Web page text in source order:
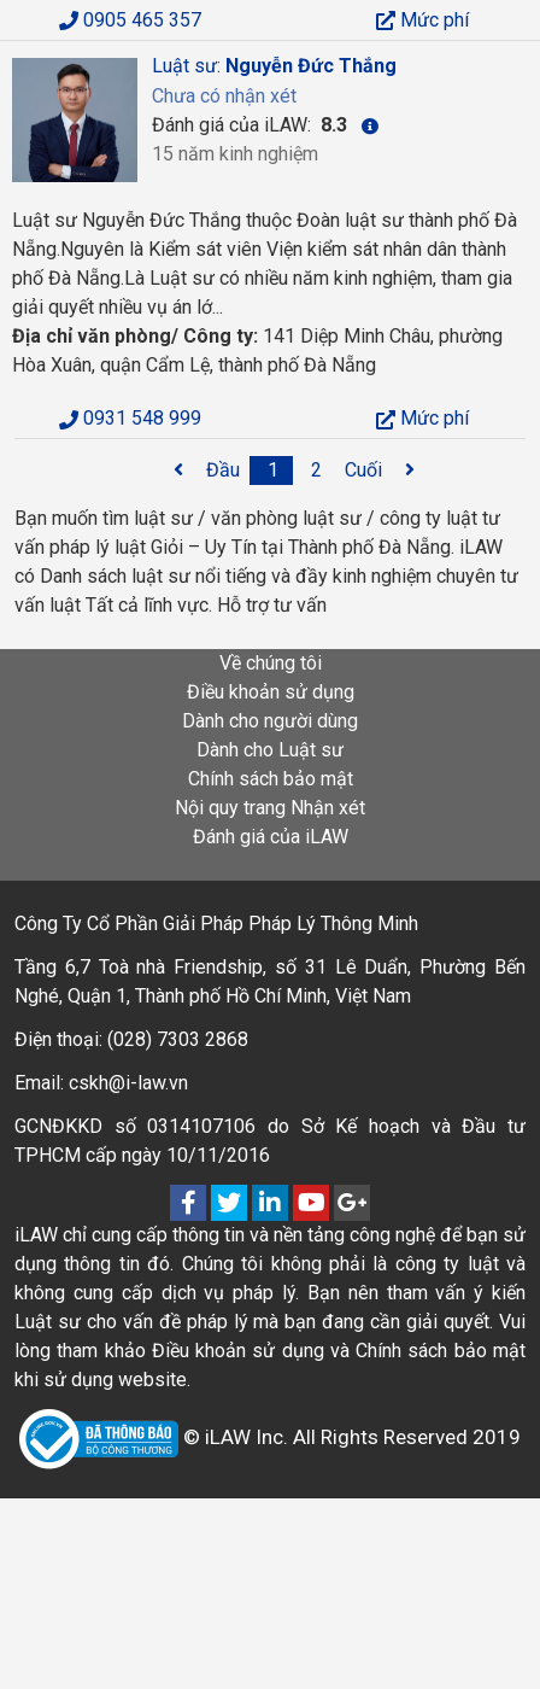
0905 465 357
Mức phí
Luật sư: Nguyễn Đức Thắng
Chưa có nhận xét
Đánh giá của iLAW: 8.3
15 năm kinh nghiệm
Luật sư Nguyễn Đức Thắng thuộc Đoàn luật sư thành phố Đà
Nẵng.Nguyên là Kiểm sát viên Viện kiểm sát nhân dân thành
phố Đà Nẵng.Là Luật sư có nhiều năm kinh nghiệm, tham gia
giải quyết nhiều vụ án lớ...
Địa chỉ văn phòng/ Công ty: 141 Diệp Minh Châu, phường
Hòa Xuân, quận Cẩm Lệ, thành phố Đà Nẵng
0931 548 999 Mức phí
Đầu 1 2 Cuối
Bạn muốn tìm luật sư / văn phòng luật sư / công ty luật tư
vấn pháp lý luật Giỏi – Uy Tín tại Thành phố Đà Nẵng. iLAW
có Danh sách luật sư nổi tiếng và đầy kinh nghiệm chuyên tư
vấn luật Tất cả lĩnh vực. Hỗ trợ tư vấn
Về chúng tôi
Điều khoản sử dụng
Dành cho người dùng
Dành cho Luật sư
Chính sách bảo mật
Nội quy trang Nhận xét
Đánh giá của iLAW
Công Ty Cổ Phần Giải Pháp Pháp Lý Thông Minh
Tầng 6,7 Toà nhà Friendship, số 31 Lê Duẩn, Phường Bến
Nghé, Quận 1, Thành phố Hồ Chí Minh, Việt Nam
Điện thoại: (028) 7303 2868
Email: cskh@i-law.vn
GCNĐKKD số 0314107106 do Sở Kế hoạch và Đầu tư
TPHCM cấp ngày 10/11/2016
iLAW chỉ cung cấp thông tin và nền tảng công nghệ để bạn sử
dụng thông tin đó. Chúng tôi không phải là công ty luật và
không cung cấp dịch vụ pháp lý. Bạn nên tham vấn ý kiến
Luật sư cho vấn đề pháp lý mà bạn đang cần giải quyết. Vui
lòng tham khảo Điều khoản sử dụng và Chính sách bảo mật
khi sử dụng website.
© iLAW Inc. All Rights Reserved 2019